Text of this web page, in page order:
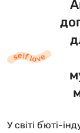
У світі бʼюті-